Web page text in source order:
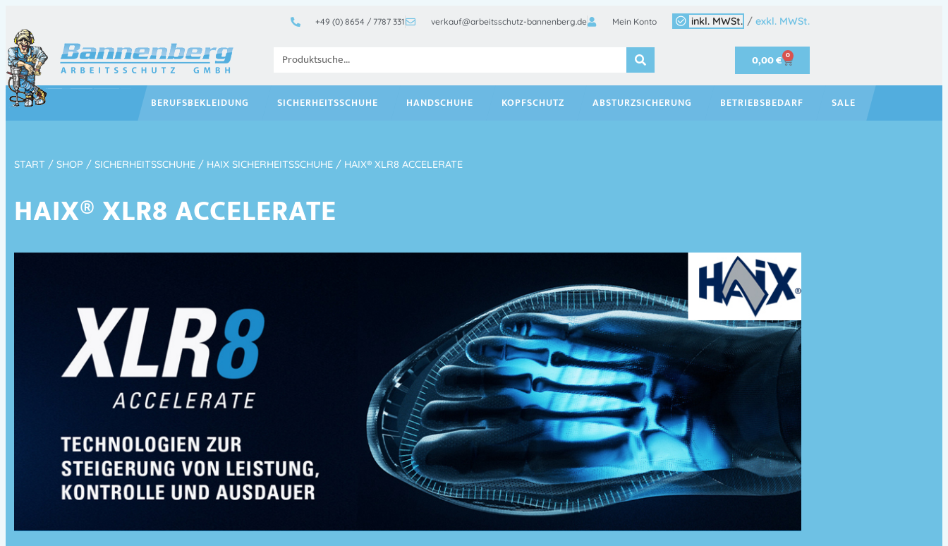
+49 (0) 8654 / 7787 331 verkauf@arbeitsschutz-bannenberg.de Mein Konto inkl. MWSt. / exkl. MWSt.
0,00€ 0
BERUFSBEKLEIDUNG SICHERHEITSSCHUHE HANDSCHUHE KOPFSCHUTZ ABSTURZSICHERUNG BETRIEBSBEDARF SALE
START / SHOP / SICHERHEITSSCHUHE / HAIX SICHERHEITSSCHUHE / HAIX® XLR8 ACCELERATE
HAIX® XLR8 ACCELERATE